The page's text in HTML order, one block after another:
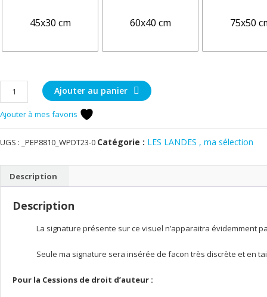
45x30 cm 60x40 cm 75x50
quantité
de
Voie
lactée
sur
d'Arjuzanx
Ajouter au panier
Ajouter à mes favoris
UGS : _PEP8810_WPDT23-0 Catégorie : LES LANDES , ma sélection
Description
Description
La signature présente sur ce visuel n’apparaitra évidemment
Seule ma signature sera insérée de facon très discrète et en
Pour la Cessions de droit d’auteur :